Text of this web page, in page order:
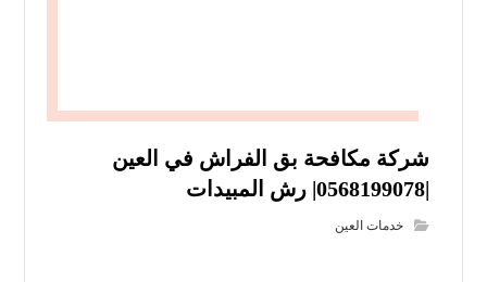
شركة مكافحة بق الفراش في العين
|0568199078| رش المبيدات
خدمات العين